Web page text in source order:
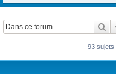
93 sujets